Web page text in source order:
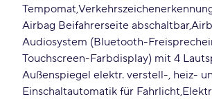
Tempomat
Airbag Beifahrerseite abschaltbar
Audiosystem (Bluetooth-
Touchscreen-Farbdisplay) mit 4
Außenspiegel elektr. verstell-, heiz-
Einschaltautomatik für Fahrlicht